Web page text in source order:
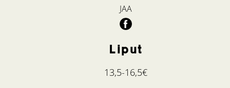
JAA
Liput
13,5-16,5€